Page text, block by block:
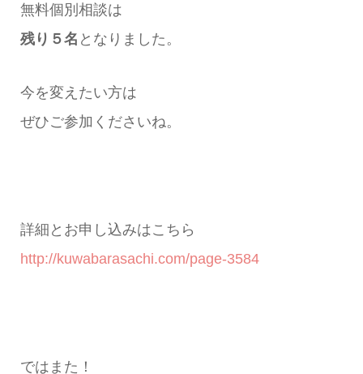
無料個別相談は
残り５名 となりました。
今を変えたい方は
ぜひご参加くださいね。
詳細とお申し込みはこちら
http://kuwabarasachi.com/page-3584
ではまた！